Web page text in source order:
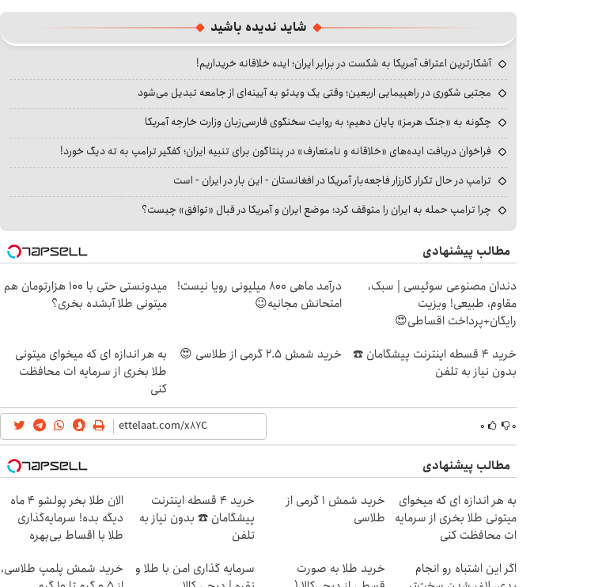
شاید ندیده باشید
آشکارترین اعتراف آمریکا به شکست در برابر ایران؛ ایده خلاقانه خریداریم!
مجتبی شکوری در راهپیمایی اربعین؛ وقتی یک ویدئو به آیینه‌ای از جامعه تبدیل می‌شود
چگونه به «جنگ هرمز» پایان دهیم؛ به روایت سخنگوی فارسی‌زبان وزارت خارجه آمریکا
فراخوان دریافت ایده‌های «خلاقانه و نامتعارف» در پنتاگون برای تنبیه ایران؛ کفگیر ترامپ به ته دیگ خورد!
ترامپ در حال تکرار کارزار فاجعه‌بار آمریکا در افغانستان - این بار در ایران - است
چرا ترامپ حمله به ایران را متوقف کرد؛ موضع ایران و آمریکا در قبال «توافق» چیست؟
مطالب پیشنهادی
دندان مصنوعی سوئیسی | سبک،
مقاوم، طبیعی! ویزیت
رایگان+پرداخت اقساطی😍
درآمد ماهی 800 میلیونی رویا نیست!
امتحانش مجانیه😉
میدونستی حتی با ۱۰۰ هزارتومان هم
میتونی طلا آبشده بخری؟
خرید 4 قسطه اینترنت پیشگامان ☎️
بدون نیاز به تلفن
خرید شمش 2.5 گرمی از طلاسی 😍
به هر اندازه ای که میخوای میتونی
طلا بخری از سرمایه ات محافظت
کنی
۰ ۰
مطالب پیشنهادی
به هر اندازه ای که میخوای
میتونی طلا بخری از سرمایه
ات محافظت کنی
خرید شمش 1 گرمی از
طلاسی
خرید 4 قسطه اینترنت
پیشگامان ☎️ بدون نیاز به
تلفن
الان طلا بخر پولشو 4 ماه
دیگه بده! سرمایه‌گذاری
طلا با اقساط بی‌بهره
اگر این اشتباه رو انجام
خرید طلا به صورت
سرمایه گذاری امن با طلا و
خرید شمش پلمپ طلاسی،